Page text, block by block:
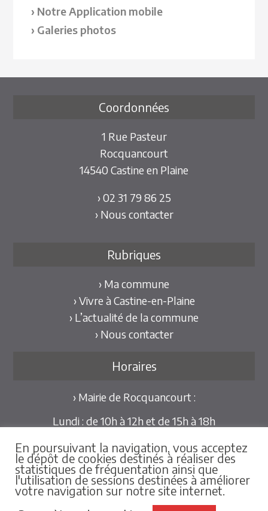
Notre Application mobile
Galeries photos
Coordonnées
1 Rue Pasteur
Rocquancourt
14540 Castine en Plaine
› 02 31 79 86 25
› Nous contacter
Rubriques
› Ma commune
› Vivre à Castine-en-Plaine
› L’actualité de la commune
› Nous contacter
Horaires
› Mairie de Rocquancourt :
Lundi : de 10h à 12h et de 15h à 18h
Mercredi et Vendredi : de 09h30 à 12h
Pour les mairies déléguées de Hubert-Folie et
Tilly-la-Campagne :
sur rdv au 02.31.79.86.25
En poursuivant la navigation, vous acceptez
le dépôt de cookies destinés à réaliser des
statistiques de fréquentation ainsi que
l'utilisation de sessions destinées à améliorer
votre navigation sur notre site internet.